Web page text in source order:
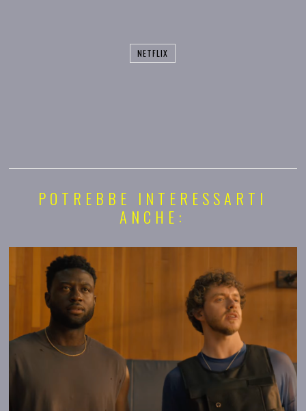
NETFLIX
POTREBBE INTERESSARTI
ANCHE: